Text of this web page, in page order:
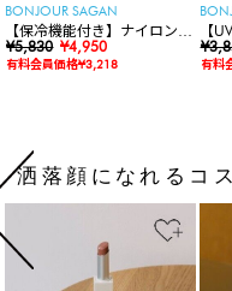
BONJOUR SAGAN
【保冷機能付き】ナイロンシ
ョルダーバッグ
¥5,830 ¥4,950
有料会員価格¥3,218
【
バー
有料
洒落顔になれるコ